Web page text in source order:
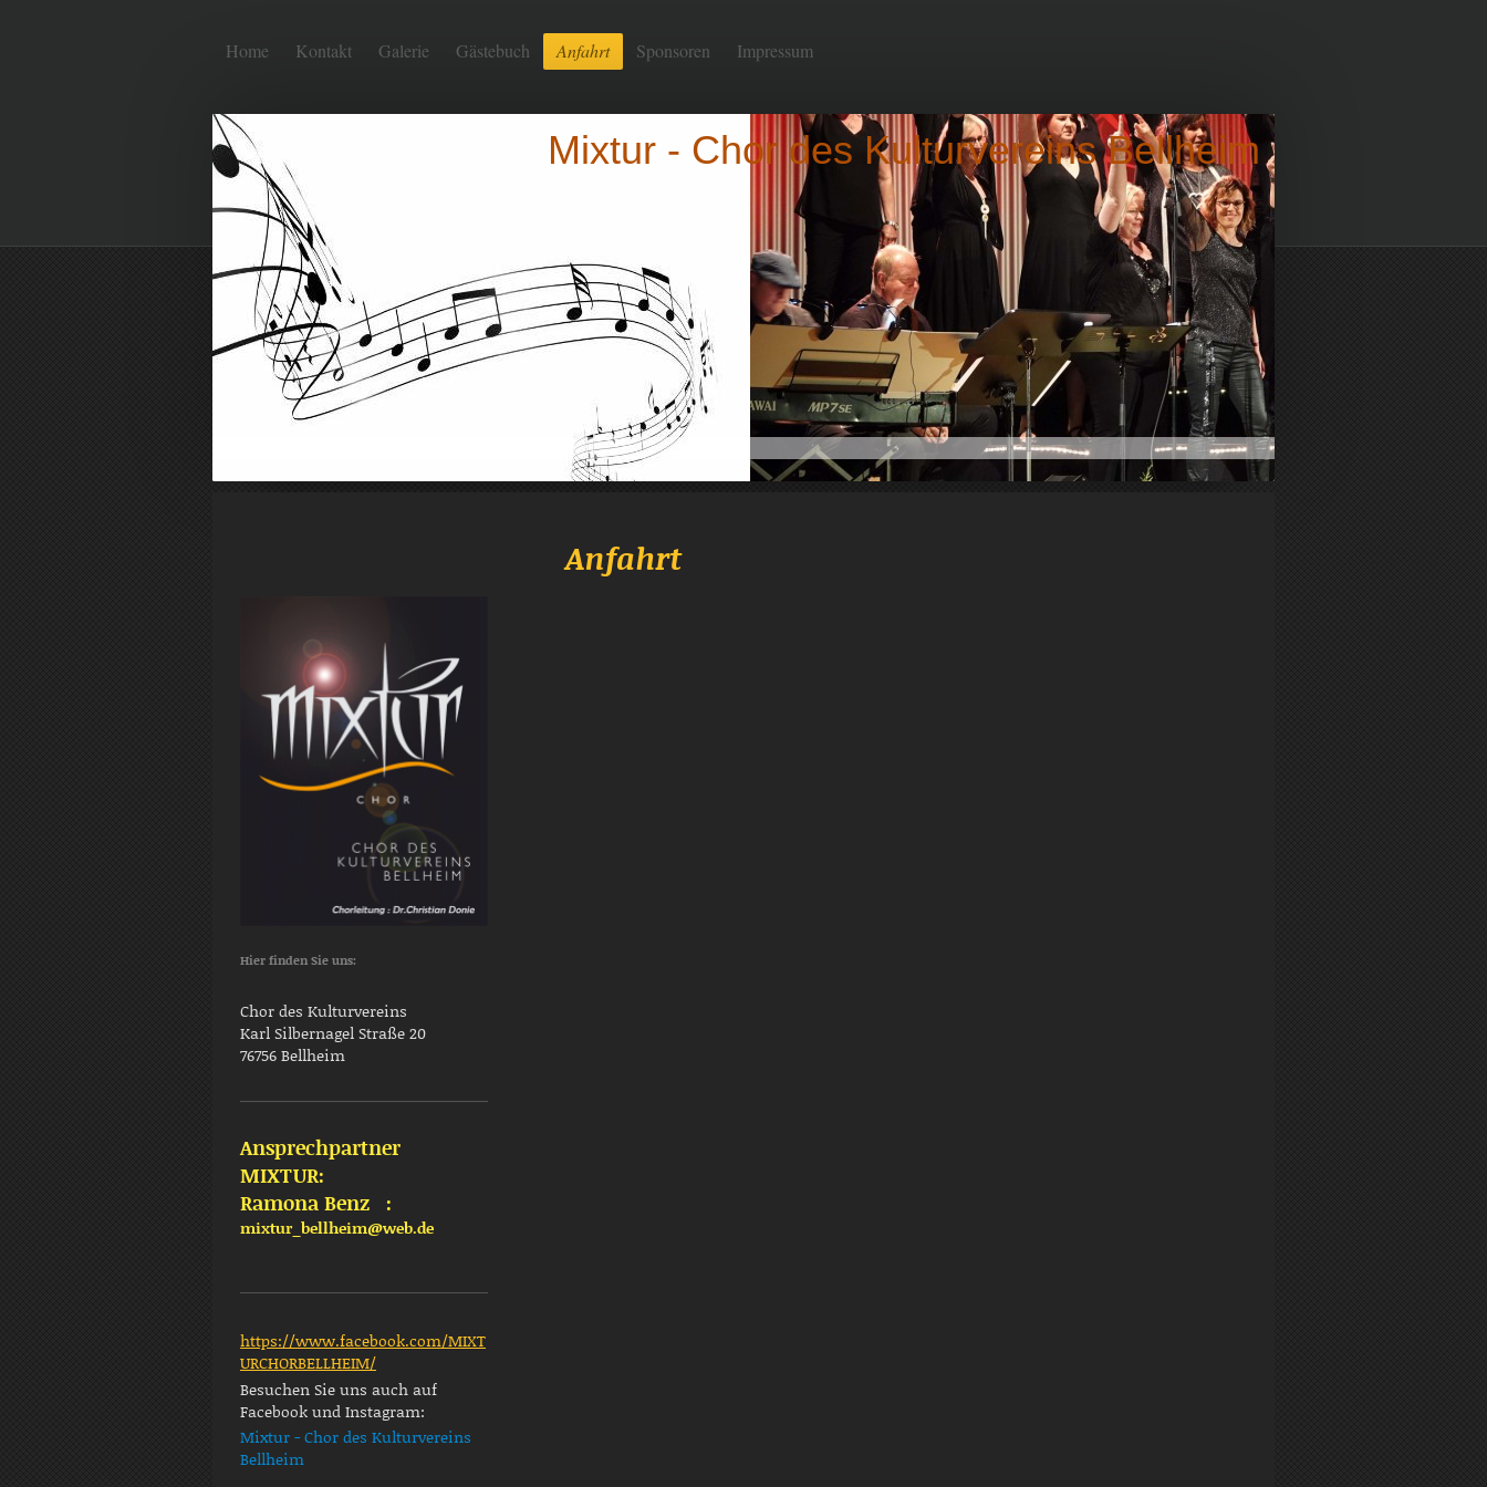
Home Kontakt Galerie Gästebuch Anfahrt Sponsoren Impressum
Mixtur - Chor des Kulturvereins Bellheim
Anfahrt
Hier finden Sie uns:
Chor des Kulturvereins
Karl Silbernagel Straße 20
76756Bellheim
Ansprechpartner
MIXTUR:
Ramona Benz :
mixtur_bellheim@web.de
https://www.facebook.com/MIXT
URCHORBELLHEIM/
Besuchen Sie uns auch auf
Facebook und Instagram:
Mixtur - Chor des Kulturvereins
Bellheim